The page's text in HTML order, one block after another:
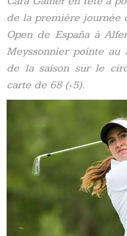
de la première journée
Open de España à
Meyssonnier pointe
de la saison sur le
carte de 68 (-5).